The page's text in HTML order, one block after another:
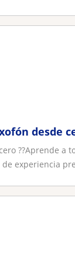
desde
??Aprende
experiencia